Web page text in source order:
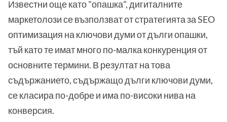
Известни още като "опашка", дигиталните
маркетолози се възползват от стратегията за SEO
оптимизация на ключови думи от дълги опашки,
тъй като те имат много по-малка конкуренция от
основните термини. В резултат на това
съдържанието, съдържащо дълги ключови думи,
се класира по-добре и има по-високи нива на
конверсия.